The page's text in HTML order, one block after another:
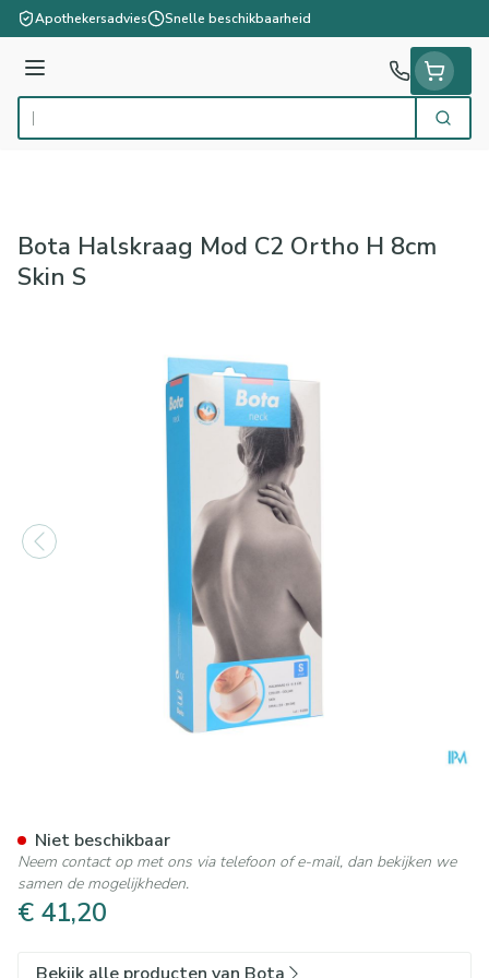
Ga naar de inhoud
Apothekersadvies Snelle beschikbaarheid
Menu
Product, merk, categorie... Zoek
Bota Halskraag Mod C2 Ortho H 8cm
Skin S
€ 41,20
Niet beschikbaar
Neem contact op met ons via telefoon of e-mail, dan bekijken we
samen de mogelijkheden.